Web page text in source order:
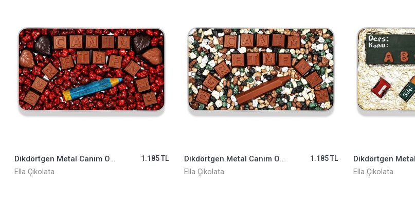
Dikdörtgen Metal Canım Öğretmenim ELLA0001082
Ella Çikolata
1.185 TL
Dikdörtgen Metal Canım Öğretmenim ( Çakıltaşlı) ELLA0001083
Ella Çikolata
1.185 TL
Ella Çikolata